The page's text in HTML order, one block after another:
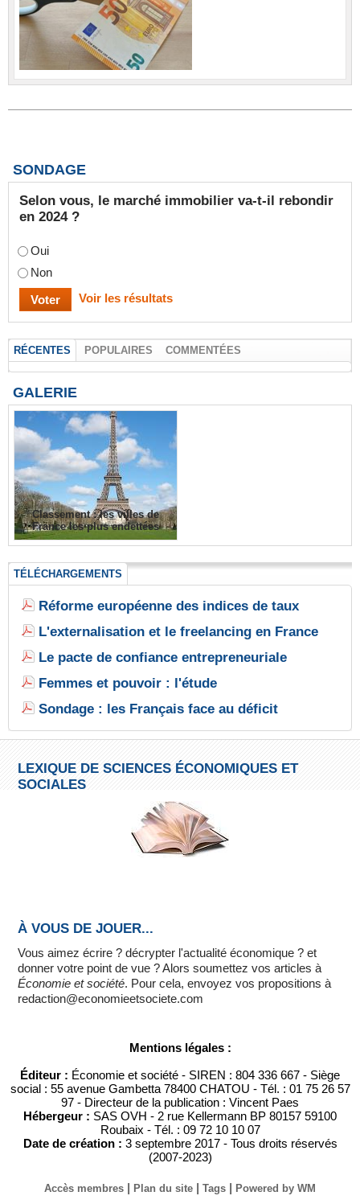
SONDAGE
Selon vous, le marché immobilier va-t-il rebondir
en 2024 ?
Oui
Non
Voir les résultats
RÉCENTES POPULAIRES COMMENTÉES
GALERIE
Classement : les villes de
France les plus endettées
TÉLÉCHARGEMENTS
Réforme européenne des indices de taux
L'externalisation et le freelancing en France
Le pacte de confiance entrepreneuriale
Femmes et pouvoir : l'étude
Sondage : les Français face au déficit
LEXIQUE DE SCIENCES ÉCONOMIQUES ET
SOCIALES
À VOUS DE JOUER...
Vous aimez écrire ? décrypter l'actualité économique ? et
donner votre point de vue ? Alors soumettez vos articles à
Économie et société. Pour cela, envoyez vos propositions à
redaction@economieetsociete.com
Mentions légales :
Éditeur : Économie et société - SIREN : 804 336 667 - Siège
social : 55 avenue Gambetta 78400 CHATOU - Tél. : 01 75 26 57
97 - Directeur de la publication : Vincent Paes
Hébergeur : SAS OVH - 2 rue Kellermann BP 80157 59100
Roubaix - Tél. : 09 72 10 10 07
Date de création : 3 septembre 2017 - Tous droits réservés
(2007-2023)
Accès membres | Plan du site | Tags | Powered by WM